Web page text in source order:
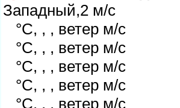
Западный,2 м/с
°C, , , ветер м/с
°C, , , ветер м/с
°C, , , ветер м/с
°C, , , ветер м/с
°C, , , ветер м/с